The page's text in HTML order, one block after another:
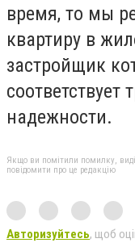
время, то мы
квартиру в
застройщик
надежности.
Якщо ви помітили помилку,
повідомити про це редакцію
Авторизуйтесь, щоб